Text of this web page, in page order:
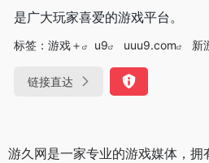
是广大玩家喜爱的游戏平台。
标签： 游戏＋ u9 uuu9.com 新
链接直达
游久网是一家专业的游戏媒体，